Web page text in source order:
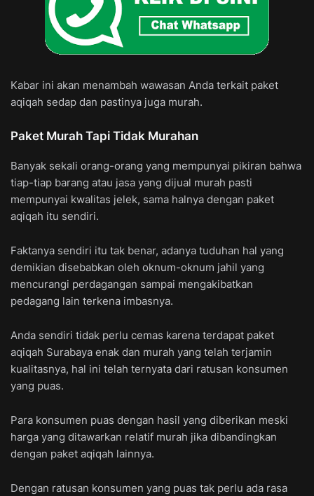
Kabar ini akan menambah wawasan Anda terkait paket
aqiqah sedap dan pastinya juga murah.
Paket Murah Tapi Tidak Murahan
Banyak sekali orang-orang yang mempunyai pikiran bahwa
tiap-tiap barang atau jasa yang dijual murah pasti
mempunyai kwalitas jelek, sama halnya dengan paket
aqiqah itu sendiri.
Faktanya sendiri itu tak benar, adanya tuduhan hal yang
demikian disebabkan oleh oknum-oknum jahil yang
mencurangi perdagangan sampai mengakibatkan
pedagang lain terkena imbasnya.
Anda sendiri tidak perlu cemas karena terdapat paket
aqiqah Surabaya enak dan murah yang telah terjamin
kualitasnya, hal ini telah ternyata dari ratusan konsumen
yang puas.
Para konsumen puas dengan hasil yang diberikan meski
harga yang ditawarkan relatif murah jika dibandingkan
dengan paket aqiqah lainnya.
Dengan ratusan konsumen yang puas tak perlu ada rasa